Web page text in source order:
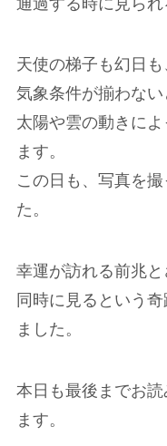
天使の梯子も幻日も
気象条件が揃わない
太陽や雲の動きに
ます。
この日も、写真を
た。
幸運が訪れる前兆
同時に見るという
ました。
本日も最後までお
ます。